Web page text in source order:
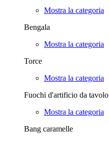
Mostra la categoria
Bengala
Mostra la categoria
Torce
Mostra la categoria
Fuochi d'artificio da tavolo
Mostra la categoria
Bang caramelle